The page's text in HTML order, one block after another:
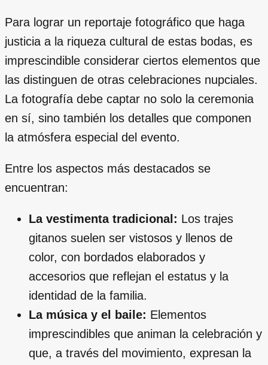
Para lograr un reportaje fotográfico que haga
justicia a la riqueza cultural de estas bodas, es
imprescindible considerar ciertos elementos que
las distinguen de otras celebraciones nupciales.
La fotografía debe captar no solo la ceremonia
en sí, sino también los detalles que componen
la atmósfera especial del evento.
Entre los aspectos más destacados se
encuentran:
La vestimenta tradicional: Los trajes
gitanos suelen ser vistosos y llenos de
color, con bordados elaborados y
accesorios que reflejan el estatus y la
identidad de la familia.
La música y el baile: Elementos
imprescindibles que animan la celebración y
que, a través del movimiento, expresan la